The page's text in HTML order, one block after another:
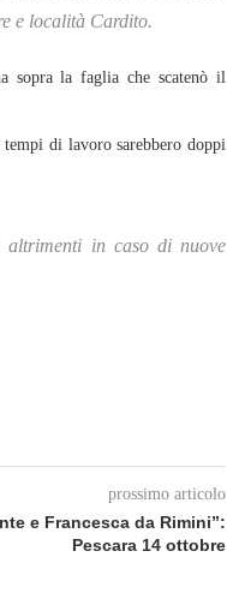
e località Cardito.
sopra la faglia che scatenò il
di lavoro sarebbero doppi
altrimenti in caso di nuove
prossimo articolo
e Francesca da Rimini”:
Pescara 14 ottobre